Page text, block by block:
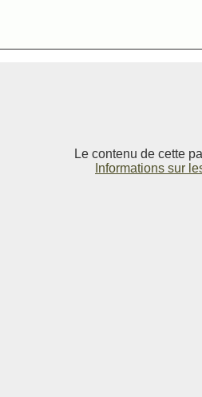
Le contenu de cette
Informations sur